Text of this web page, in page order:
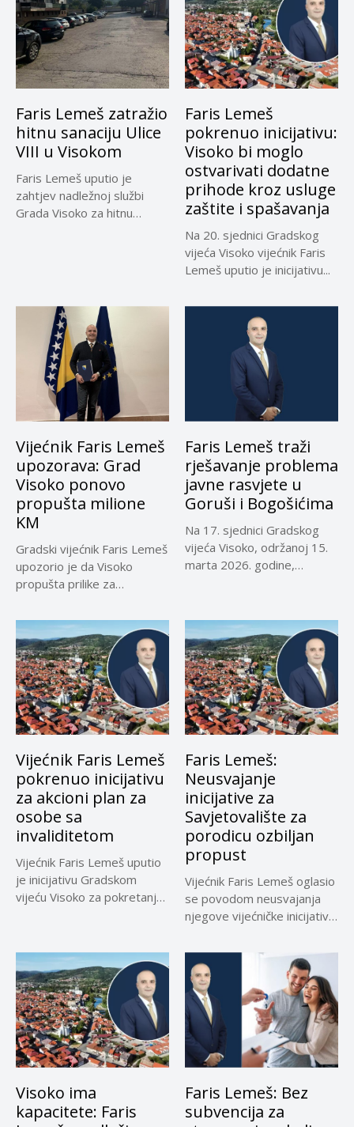
Faris Lemeš zatražio
hitnu sanaciju Ulice
VIII u Visokom
Faris Lemeš uputio je
zahtjev nadležnoj službi
Grada Visoko za hitnu
Faris Lemeš
pokrenuo inicijativu:
Visoko bi moglo
ostvarivati dodatne
prihode kroz usluge
zaštite i spašavanja
Na 20. sjednici Gradskog
vijeća Visoko vijećnik Faris
Lemeš uputio je inicijativu...
Vijećnik Faris Lemeš
upozorava: Grad
Visoko ponovo
propušta milione
KM
Gradski vijećnik Faris Lemeš
upozorio je da Visoko
propušta prilike za
Faris Lemeš traži
rješavanje problema
javne rasvjete u
Goruši i Bogošićima
Na 17. sjednici Gradskog
vijeća Visoko, održanoj 15.
marta 2026. godine,
Vijećnik Faris Lemeš
pokrenuo inicijativu
za akcioni plan za
osobe sa
invaliditetom
Vijećnik Faris Lemeš uputio
je inicijativu Gradskom
vijeću Visoko za pokretanje
Faris Lemeš:
Neusvajanje
inicijative za
Savjetovalište za
porodicu ozbiljan
propust
Vijećnik Faris Lemeš oglasio
se povodom neusvajanja
njegove vijećničke inicijative
Visoko ima
kapacitete: Faris
Faris Lemeš: Bez
subvencija za